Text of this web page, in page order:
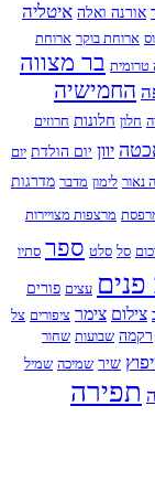
אורנה ואלה איטליה
ארוחת בוקר ארוחת
בר מצווה
החמישיה
חלון חלונות חרוזים
יוון יום הולדת יום
לימון מדבר מדרגות
מרצפות מצויירות
סל סלט ספר סתיו
עצים פורים
צילום צימר ציפורים צל
שבועות שחור
שיר שמיכה שמיל
תפירה